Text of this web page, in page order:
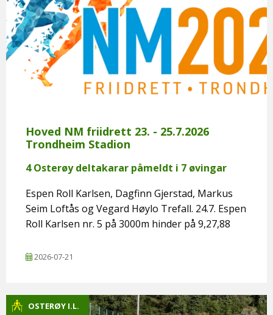
Hoved NM friidrett 23. - 25.7.2026
Trondheim Stadion
4 Osterøy deltakarar påmeldt i 7 øvingar
Espen Roll Karlsen, Dagfinn Gjerstad, Markus
Seim Loftås og Vegard Høylo Trefall. 24.7. Espen
Roll Karlsen nr. 5 på 3000m hinder på 9,27,88
2026-07-21
OSTERØY I.L.